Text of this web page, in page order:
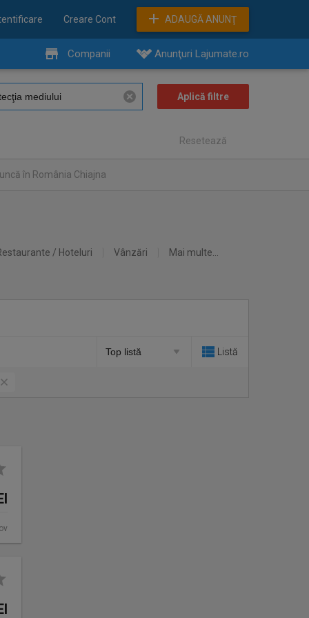
Creare Cont ADAUGĂ ANUNŢ
Companii Anunţuri Lajumate.ro
Resetează
în România Chiajna
/ Hoteluri Vânzări Mai multe...
Listă